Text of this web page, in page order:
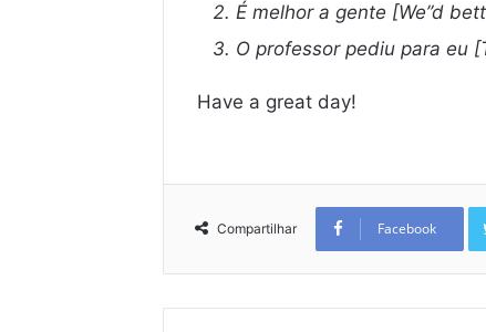
É melhor a gente [We”d
O professor pediu para eu
Have a great day!
Compartilhar Facebook